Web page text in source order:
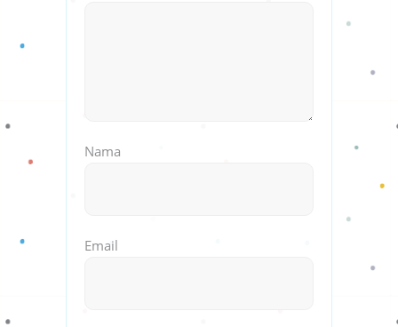
Nama
Email